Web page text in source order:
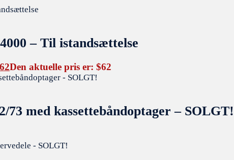
– Til istandsættelse
62Den aktuelle pris er: $62
73 med kassettebåndoptager – SOLGT!